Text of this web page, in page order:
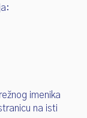
imenika
na isti